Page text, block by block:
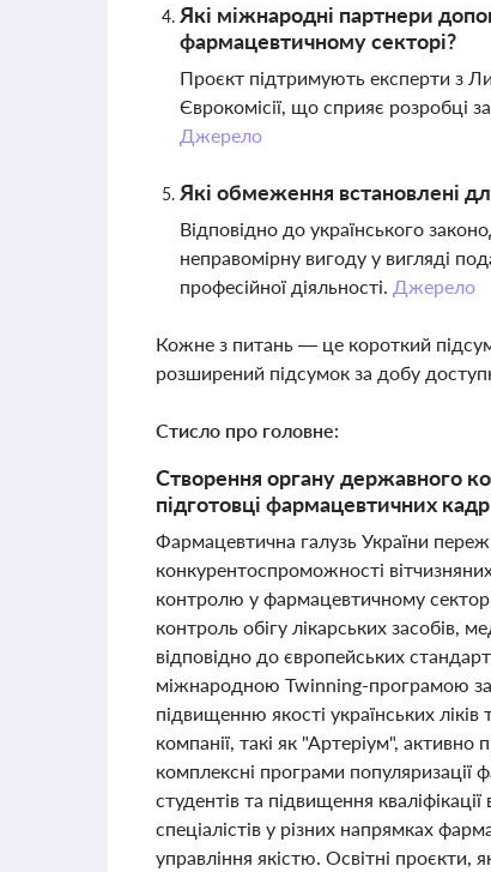
Які міжнародні партнери
фармацевтичному секторі?
Проєкт підтримують експерти з
Єврокомісії, що сприяє розробці
Джерело
Які обмеження встановлені
Відповідно до українського
неправомірну вигоду у вигляді
професійної діяльності. Джерело
Кожне з питань — це короткий
розширений підсумок за добу
Стисло про головне:
Створення органу державного
підготовці фармацевтичних
Фармацевтична галузь України
конкурентоспроможності
контролю у фармацевтичному
контроль обігу лікарських засобів,
відповідно до європейських
міжнародною Twinning-програмою за
підвищенню якості українських
компанії, такі як "Артеріум",
комплексні програми популяризації
студентів та підвищення
спеціалістів у різних напрямках
управління якістю. Освітні проєкти,